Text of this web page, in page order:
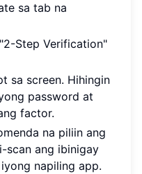
sa tab na
Step Verification"
sa screen. Hihingin
password at
factor.
na piliin ang
scan ang ibinigay
napiling app.